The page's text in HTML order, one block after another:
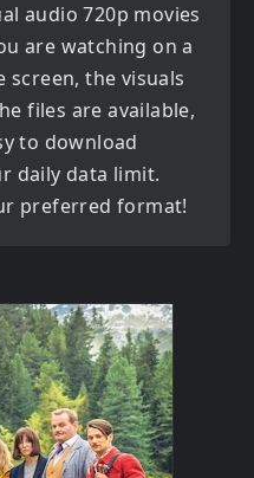
audio 720p movies
are watching on a
screen, the visuals
files are available,
to download
daily data limit.
preferred format!